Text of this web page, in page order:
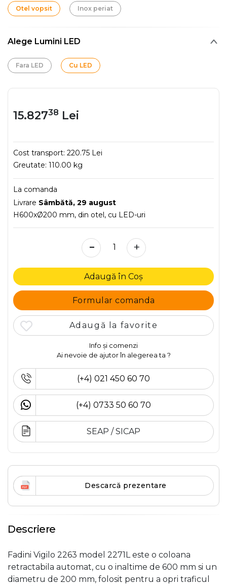
Otel vopsit Inox periat
Alege Lumini LED
Fara LED Cu LED
15.82738 Lei
Cost transport: 220.75 Lei
Greutate: 110.00 kg
La comanda
Livrare Sâmbătă, 29 august
H600xØ200 mm, din otel, cu LED-uri
- +
Adaugă în Coș
Formular comanda
Adaugă la favorite
Info și comenzi
Ai nevoie de ajutor în alegerea ta ?
(+4) 021 450 60 70
(+4) 0733 50 60 70
SEAP / SICAP
Descarcă prezentare
Descriere
Fadini Vigilo 2263 model 2271L este o coloana
retractabila automat, cu o inaltime de 600 mm si un
diametru de 200 mm, folosit pentru a opri traficul